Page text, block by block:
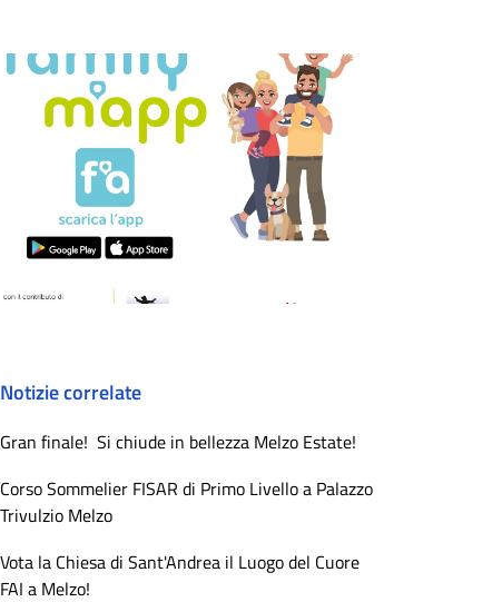
Notizie correlate
Gran finale! Si chiude in bellezza Melzo Estate!
Corso Sommelier FISAR di Primo Livello a Palazzo
Trivulzio Melzo
Vota la Chiesa di Sant'Andrea il Luogo del Cuore
FAI a Melzo!